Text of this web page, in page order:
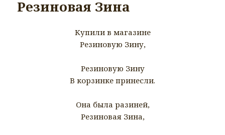
Резиновая Зина
Купили в магазине
Резиновую Зину,
Резиновую Зину
В корзинке принесли.
Она была разиней,
Резиновая Зина,